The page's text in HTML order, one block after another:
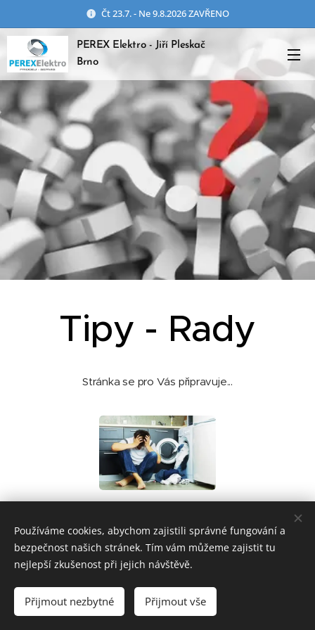
Čt 23.7. - Ne 9.8.2026 ZAVŘENO
PEREX Elektro - Jiří Pleskač
Brno
Tipy - Rady
Stránka se pro Vás připravuje...
PEREX Elektro | Servis elektrospotřebičů Brno |
46,615 00 Brno - Židenice |
Vytvořeno službou Webnode
Používáme cookies, abychom zajistili správné fungování a
bezpečnost našich stránek. Tím vám můžeme zajistit tu
nejlepší zkušenost při jejich návštěvě.
Přijmout nezbytné Přijmout vše